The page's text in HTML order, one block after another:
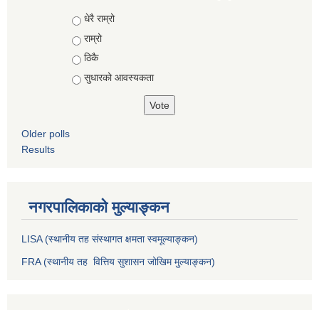
Choices
धेरै राम्रो
राम्रो
ठिकै
सुधारको आवस्यकता
Older polls
Results
नगरपालिकाको मुल्याङ्कन
LISA (स्थानीय तह संस्थागत क्षमता स्वमूल्याङ्कन)
FRA (स्थानीय तह वित्तिय सुशासन जोखिम मुल्याङ्कन)